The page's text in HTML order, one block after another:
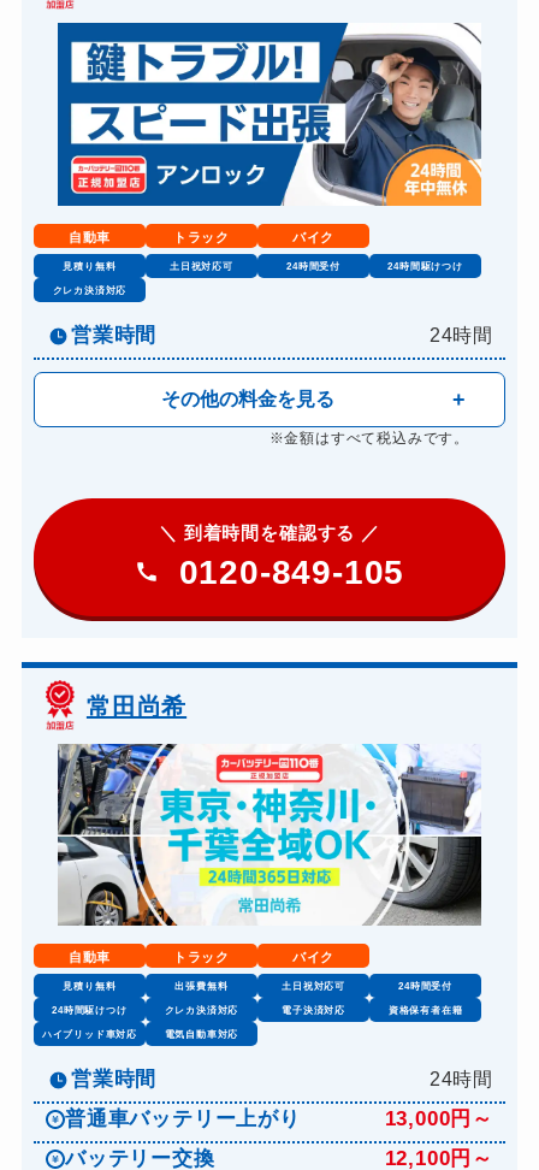
自動車 トラック バイク
見積り無料 土日祝対応可 24時間受付 24時間駆けつけ
クレカ決済対応
営業時間 24時間
その他の料金を見る
※金額はすべて税込みです。
＼ 到着時間を確認する ／
0120-849-105
常田尚希
自動車 トラック バイク
見積り無料 出張費無料 土日祝対応可 24時間受付
24時間駆けつけ クレカ決済対応 電子決済対応 資格保有者在籍
ハイブリッド車対応 電気自動車対応
営業時間 24時間
普通車バッテリー上がり
13,000円～
バッテリー交換
12,100円～